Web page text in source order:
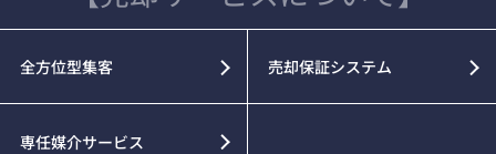
全方位型集客 売却保証システム
専任媒介サービス